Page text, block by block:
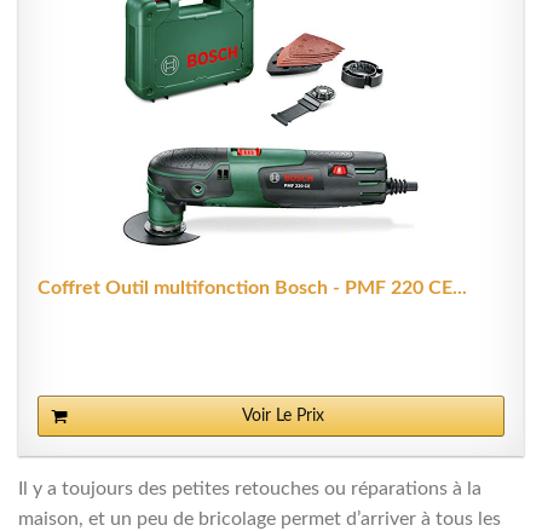
Coffret Outil multifonction Bosch - PMF 220 CE...
Voir Le Prix
Il y a toujours des petites retouches ou réparations à la
maison, et un peu de bricolage permet d’arriver à tous les